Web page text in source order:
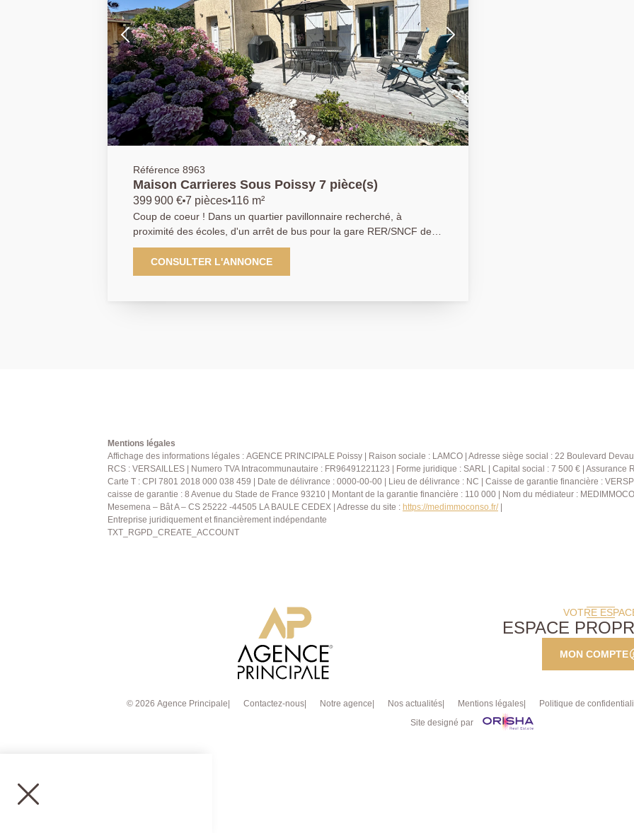
Référence 8963
Maison Carrieres Sous Poissy 7 pièce(s)
399 900 € 7 pièces 116 m²
Coup de coeur ! Dans un quartier pavillonnaire recherché, à
proximité des écoles, d'un arrêt de bus pour la gare RER/SNCF de
Poissy et du Parc du Peuple de l'Herbe, Maison de type T7 édifiée
sur un terrain de 273m² offrant de très belles prestations. Elle se
compose de la façon suivante avec au rez-de-chaussée : une entrée
CONSULTER L'ANNONCE
Mentions légales
Affichage des informations légales : AGENCE PRINCIPALE Poissy | Raison sociale : LAMCO | Adresse siège social : 22 Boulevard
RCS : VERSAILLES | Numero TVA Intracommunautaire : FR96491221123 | Forme juridique : SARL | Capital social : 7 500 € | Assurance
Carte T : CPI 7801 2018 000 038 459 | Date de délivrance : 0000-00-00 | Lieu de délivrance : NC | Caisse de garantie financière :
caisse de garantie : 8 Avenue du Stade de France 93210 | Montant de la garantie financière : 110 000 | Nom du médiateur :
Mesemena – Bât A – CS 25222 -44505 LA BAULE CEDEX | Adresse du site : https://medimmoconso.fr/|
Entreprise juridiquement et financièrement indépendante
TXT_RGPD_CREATE_ACCOUNT
VOTRE
ESPACE
MON COMPTE
© 2026 Agence Principale Contactez-nous Notre agence Nos actualités Mentions légales Politique de
Site designé par